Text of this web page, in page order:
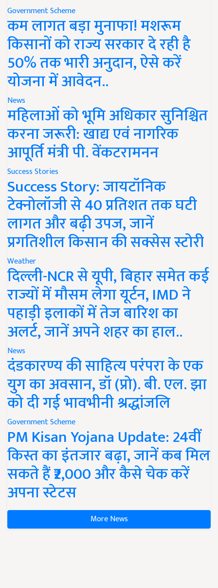
Government Scheme
कम लागत बड़ा मुनाफा! मशरूम
किसानों को राज्य सरकार दे रही है
50% तक भारी अनुदान, ऐसे करें
योजना में आवेदन..
News
महिलाओं को भूमि अधिकार सुनिश्चित
करना जरूरी: खाद्य एवं नागरिक
आपूर्ति मंत्री पी. वेंकटरामनन
Success Stories
Success Story: जायटॉनिक
टेक्नोलॉजी से 40 प्रतिशत तक घटी
लागत और बढ़ी उपज, जानें
प्रगतिशील किसान की सक्सेस स्टोरी
Weather
दिल्ली-NCR से यूपी, बिहार समेत कई
राज्यों में मौसम लेगा यूर्टन, IMD ने
पहाड़ी इलाकों में तेज बारिश का
अलर्ट, जानें अपने शहर का हाल..
News
दंडकारण्य की साहित्य परंपरा के एक
युग का अवसान, डॉ (प्रो). बी. एल. झा
को दी गई भावभीनी श्रद्धांजलि
Government Scheme
PM Kisan Yojana Update: 24वीं
किस्त का इंतजार बढ़ा, जानें कब मिल
सकते हैं ₹2,000 और कैसे चेक करें
अपना स्टेटस
More News